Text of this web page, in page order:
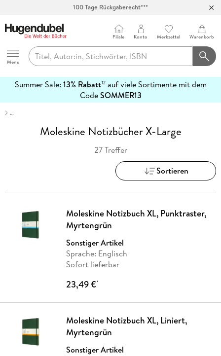
100 Tage Rückgaberecht***
Hugendubel
Menu
Filiale Konto Merkzettel Warenkorb
Summer Sale: 13% Rabatt12auf viele Sortimente mit dem
CodeSOMMER13
erfahren
…
Moleskine Notizbücher X-Large
27 Treffer
Sortieren
Moleskine Notizbuch XL, Punktraster,
Myrtengrün
Sonstiger Artikel
Sprache: Englisch
Sofort lieferbar
23,49 €*
Moleskine Notizbuch XL, Liniert,
Myrtengrün
Sonstiger Artikel